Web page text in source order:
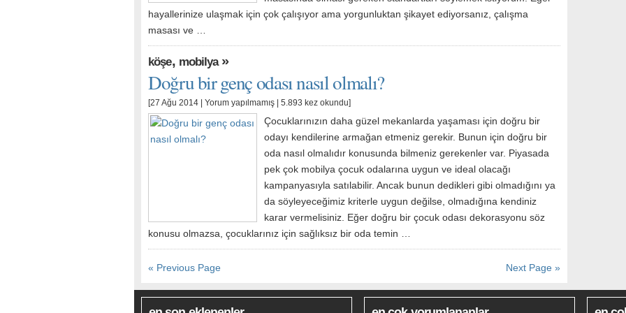
hayallerinize ulaşmak için çok çalışıyor ama yorgunluktan şikayet ediyorsanız, çalışma
masası ve …
köşe, mobilya»
Doğru bir genç odası nasıl olmalı?
[27 Ağu 2014 | Yorum yapılmamış | 5.893 kez okundu]
Çocuklarınızın daha güzel mekanlarda yaşaması için doğru bir
odayı kendilerine armağan etmeniz gerekir. Bunun için doğru bir
oda nasıl olmalıdır konusunda bilmeniz gerekenler var. Piyasada
pek çok mobilya çocuk odalarına uygun ve ideal olacağı
kampanyasıyla satılabilir. Ancak bunun dedikleri gibi olmadığını ya
da söyleyeceğimiz kriterle uygun değilse, olmadığına kendiniz
karar vermelisiniz. Eğer doğru bir çocuk odası dekorasyonu söz
konusu olmazsa, çocuklarınız için sağlıksız bir oda temin …
Next Page »
« Previous Page